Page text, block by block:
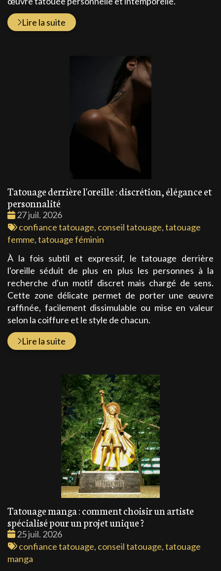
Lire la suite
Tatouage derrière l'oreille : discrétion, élégance et
personnalité
Date
:
27 juil. 2026
Tags
:
confiance tatouage, conseil tatouage,tatouage
femme,tatouage féminin
À la fois subtil et expressif, le tatouage derrière
l'oreille séduit de plus en plus les personnes à la
recherche d'un motif discret mais chargé de sens.
Cette zone délicate permet de porter une œuvre
raffinée, facilement dissimulable ou mise en valeur
selon la coiffure et le style de chacun.
Lire la suite
Tatouage manga : comment choisir un artiste
spécialisé pour un projet unique ?
Date
:
25 juil. 2026
Tags
:
confiance tatouage, conseil tatouage,tatouage
manga